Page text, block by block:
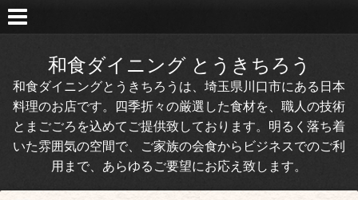
和食ダイニング とうきちろう
和食ダイニングとうきちろうは、埼玉県川口市にある日本
料理のお店です。四季折々の厳選した食材を、職人の技術
とまごごろを込めてご提供致しております。明るく落ち着
いた雰囲気の空間で、ご家族の会食からビジネスでのご利
用まで、あらゆるご要望にお応え致します。